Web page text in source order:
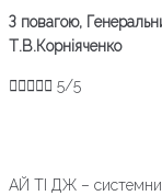
З повагою,
Т.В.Корніяченко
 5/5
АЙ ТІ ДЖ –